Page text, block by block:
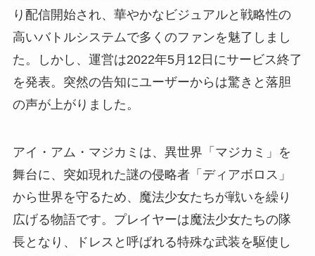
り配信開始され、華やかなビジュアルと戦略性の
高いバトルシステムで多くのファンを魅了しまし
た。しかし、運営は2022年5月12日にサービス終了
を発表。突然の告知にユーザーからは驚きと落胆
の声が上がりました。
アイ・アム・マジカミは、異世界「マジカミ」を
舞台に、突如現れた謎の侵略者「ディアボロス」
から世界を守るため、魔法少女たちが戦いを繰り
広げる物語です。プレイヤーは魔法少女たちの隊
長となり、ドレスと呼ばれる特殊な武装を駆使し